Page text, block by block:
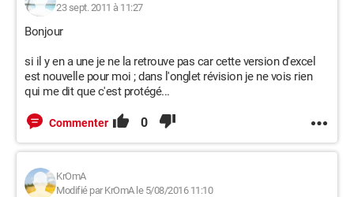
23 sept. 2011 à 11:27
Bonjour
si il y en a une je ne la retrouve pas car cette version d'excel
est nouvelle pour moi ; dans l'onglet révision je ne vois rien
qui me dit que c'est protégé...
Commenter 0
KrOmA
Modifié par KrOmA le 5/08/2016 11:10